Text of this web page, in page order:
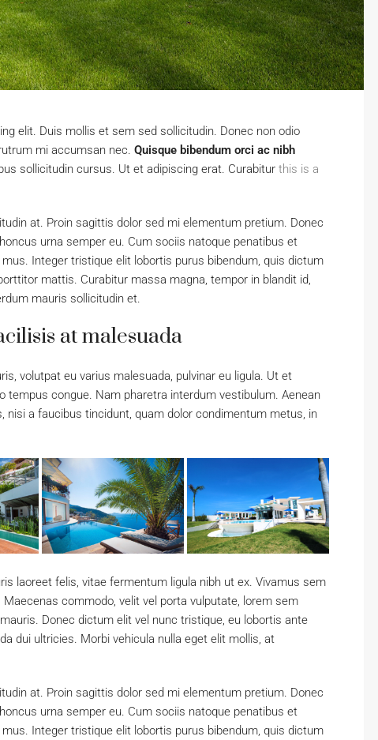
elit. Duis mollis et sem sed sollicitudin. Donec non odio
mi accumsan nec. Quisque bibendum orci ac nibh
sollicitudin cursus. Ut et adipiscing erat. Curabitur this is a
at. Proin sagittis dolor sed mi elementum pretium. Donec
urna semper eu. Cum sociis natoque penatibus et
Integer tristique elit lobortis purus bibendum, quis dictum
mattis. Curabitur massa magna, tempor in blandit id,
mauris sollicitudin et.
at malesuada
volutpat eu varius malesuada, pulvinar eu ligula. Ut et
tempus congue. Nam pharetra interdum vestibulum. Aenean
nisi a faucibus tincidunt, quam dolor condimentum metus, in
laoreet felis, vitae fermentum ligula nibh ut ex. Vivamus sem
commodo, velit vel porta vulputate, lorem sem
Donec dictum elit vel nunc tristique, eu lobortis ante
dui ultricies. Morbi vehicula nulla eget elit mollis, at
at. Proin sagittis dolor sed mi elementum pretium. Donec
urna semper eu. Cum sociis natoque penatibus et
Integer tristique elit lobortis purus bibendum, quis dictum